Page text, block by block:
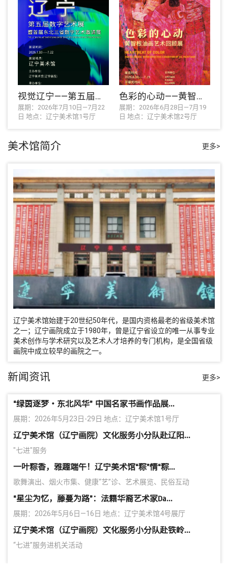
视觉辽宁——第五届数字艺术展暨首届东北三省...
展期：2026年7月10日—7月22
日 地点：辽宁美术馆1号厅
色彩的心动——黄智根油画艺术回顾展
展期：2026年6月28日—7月19
日 地点：辽宁美术馆2号厅
美术馆简介 更多>
辽宁美术馆始建于20世纪50年代，是国内资格最老的省级美术馆
之一；辽宁画院成立于1980年，曾是辽宁省设立的唯一从事专业
美术创作与学术研究以及艺术人才培养的专门机构，是全国省级
画院中成立较早的画院之一。
新闻资讯 更多>
“绿茵逐梦・东北风华” 中国名家书画作品展...
展期：2026年5月23日-29日 地点：辽宁美术馆1号厅
辽宁美术馆（辽宁画院）文化服务小分队赴辽阳...
"七进"服务
一叶粽香，雅趣端午！辽宁美术馆“粽”情“粽...
歌舞演出、烟火市集、健康“艺”诊、艺术展览、民俗互动
“星尘为忆，藤蔓为路”：法籍华裔艺术家Da...
展期：2026年5月6日—16日 地点：辽宁美术馆4号展厅
辽宁美术馆（辽宁画院）文化服务小分队赴铁岭...
“七进”服务进机关活动